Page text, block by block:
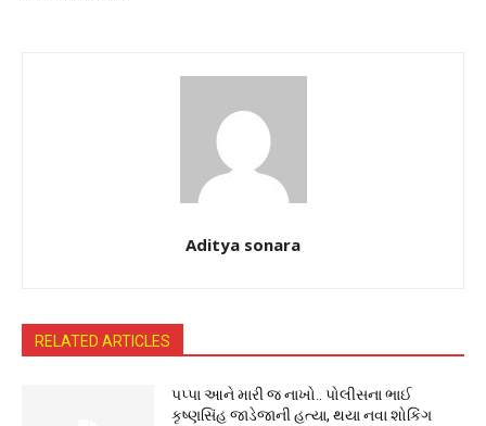
Aditya sonara
RELATED ARTICLES
પપ્પા આને મારી જ નાખો.. પોલીસના ભાઈ
કૃષ્ણસિંહ જાડેજાની હત્યા, થયા નવા શોકિંગ